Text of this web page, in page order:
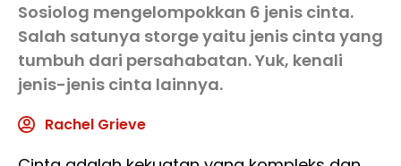
Sosiolog mengelompokkan 6 jenis cinta.
Salah satunya storge yaitu jenis cinta yang
tumbuh dari persahabatan. Yuk, kenali
jenis-jenis cinta lainnya.
Rachel Grieve